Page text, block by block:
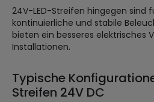
24V-LED-Streifen hingegen sind
kontinuierliche und stabile
bieten ein besseres elektrisches
Installationen.
Typische
Streifen 24V DC